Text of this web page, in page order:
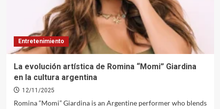
Entretenimiento
La evolución artística de Romina “Momi” Giardina
en la cultura argentina
12/11/2025
Romina “Momi” Giardina is an Argentine performer who blends